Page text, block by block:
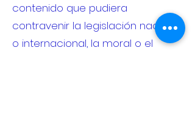
contenido que pudiera
contravenir la legislación nacional
o internacional, la moral o el